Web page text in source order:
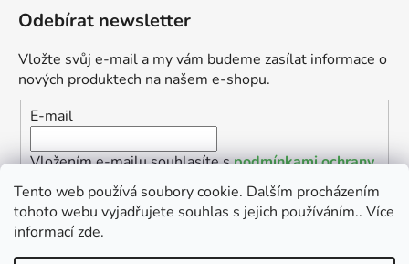
Tento web používá soubory cookie. Dalším procházením
tohoto webu vyjadřujete souhlas s jejich používáním.. Více
informacízde.
Odebírat newsletter
Vložte svůj e-mail a my vám budeme zasílat informace o
nových produktech na našem e-shopu.
E-mail
Vložením e-mailu souhlasíte spodmínkami ochrany
osobních údajů
PŘIHLÁSIT SE